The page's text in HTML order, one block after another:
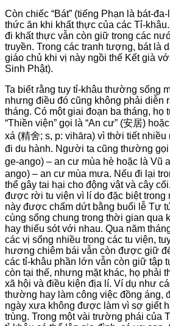
Còn chiếc “Bát” (tiếng Phạn là bát-
thức ăn khi khất thực của các Tỉ-
đi khất thực vẫn còn giữ trong các
truyền. Trong các tranh tượng, bát là
giáo chủ khi vị này ngồi thế Kết già
Sinh Phật).
Ta biết rằng tuy tỉ-khâu thường sống
nhưng điều đó cũng không phải diễn
tháng. Có một giai đoạn ba tháng, họ
“Thiền viện” gọi là “An cư” (安居)
xá (精舍; s, p: vihāra) vì thời tiết
đi du hành. Người ta cũng thường
ge-ango) – an cư mùa hè hoặc là Vũ
ango) – an cư mùa mưa. Nếu đi lại
thể gây tai hại cho động vật và cây
được rời tu viện vì lí do đặc biệt trong
này được chấm dứt bằng buổi lễ Tự
cùng sống chung trong thời gian qua
hay thiếu sót với nhau. Qua năm
các vị sống nhiều trong các tu viện,
hương chiêm bái vẫn còn được giữ
các tỉ-khâu phần lớn vẫn còn giữ tập
còn tại thế, nhưng mặt khác, họ phải
xã hội và điều kiện địa lí. Ví dụ như
thường hay làm công việc đồng áng,
ngày xưa không được làm vì sợ giết
trùng. Trong một vài trường phái của